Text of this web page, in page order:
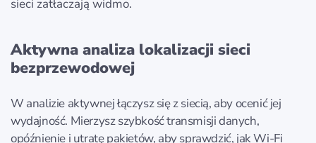
sieci zatłaczają widmo.
Aktywna analiza lokalizacji sieci
bezprzewodowej
W analizie aktywnej łączysz się z siecią, aby ocenić jej
wydajność. Mierzysz szybkość transmisji danych,
opóźnienie i utratę pakietów, aby sprawdzić, jak Wi‑Fi